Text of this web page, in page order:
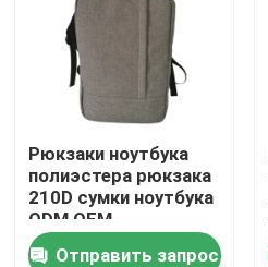
О нас
Экскурсия по заводу
Контроль качества
Свяжитесь с нами
Рюкзаки ноутбука
полиэстера рюкзака
210D сумки ноутбука
ODM OEM
облегченные
Отправить запрос